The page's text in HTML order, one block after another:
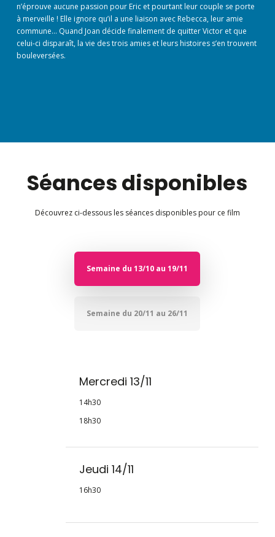
n’éprouve aucune passion pour Eric et pourtant leur couple se porte
à merveille ! Elle ignore qu’il a une liaison avec Rebecca, leur amie
commune… Quand Joan décide finalement de quitter Victor et que
celui-ci disparaît, la vie des trois amies et leurs histoires s’en trouvent
bouleversées.
Séances disponibles
Découvrez ci-dessous les séances disponibles pour ce film
Semaine du 13/10 au 19/11
Semaine du 20/11 au 26/11
Mercredi 13/11
14h30
18h30
Jeudi 14/11
16h30